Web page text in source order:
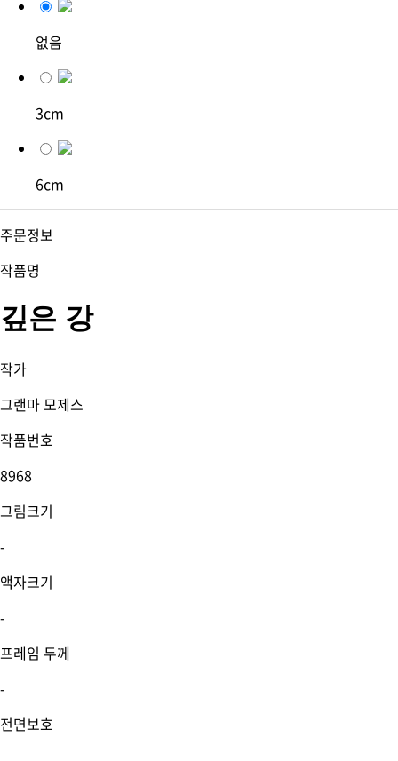
없음
3cm
6cm
주문정보
작품명
깊은 강
작가
그랜마 모제스
작품번호
8968
그림크기
-
액자크기
-
프레임 두께
-
전면보호